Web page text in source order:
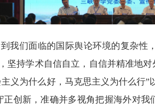
我们面临的国际舆论环境的复杂
坚持学术自信自立，自信并精准地
义为什么好，马克思主义为什么行
创新，准确并多视角把握海外对